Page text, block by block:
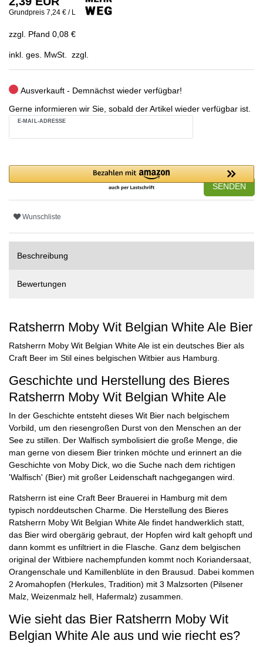
Grundpreis 7,24 € / L
zzgl. Pfand 0,08 €
inkl. ges. MwSt. zzgl.
Ausverkauft - Demnächst wieder verfügbar!
Gerne informieren wir Sie, sobald der Artikel wieder verfügbar ist.
E-MAIL-ADRESSE
SENDEN
Wunschliste
Beschreibung
Bewertungen
Ratsherrn Moby Wit Belgian White Ale Bier
Ratsherrn Moby Wit Belgian White Ale ist ein deutsches Bier als
Craft Beer im Stil eines belgischen Witbier aus Hamburg.
Geschichte und Herstellung des Bieres
Ratsherrn Moby Wit Belgian White Ale
In der Geschichte entsteht dieses Wit Bier nach belgischem
Vorbild, um den riesengroßen Durst von den Menschen an der
See zu stillen. Der Walfisch symbolisiert die große Menge, die
man gerne von diesem Bier trinken möchte und erinnert an die
Geschichte von Moby Dick, wo die Suche nach dem richtigen
'Walfisch' (Bier) mit großer Leidenschaft nachgegangen wird.
Ratsherrn ist eine Craft Beer Brauerei in Hamburg mit dem
typisch norddeutschen Charme. Die Herstellung des Bieres
Ratsherrn Moby Wit Belgian White Ale findet handwerklich statt,
das Bier wird obergärig gebraut, der Hopfen wird kalt gehopft und
dann kommt es unfiltriert in die Flasche. Ganz dem belgischen
original der Witbiere nachempfunden kommt noch Koriandersaat,
Orangenschale und Kamillenblüte in den Brausud. Dabei kommen
2 Aromahopfen (Herkules, Tradition) mit 3 Malzsorten (Pilsener
Malz, Weizenmalz hell, Hafermalz) zusammen.
Wie sieht das Bier Ratsherrn Moby Wit
Belgian White Ale aus und wie riecht es?